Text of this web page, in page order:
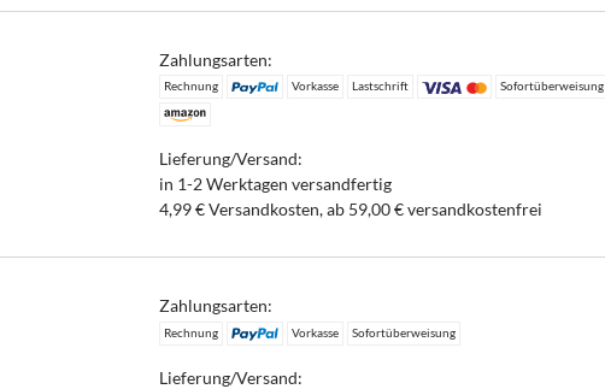
Zahlungsarten:
Rechnung Vorkasse Lastschrift Sofortüberweisung
Lieferung/Versand:
in 1-2 Werktagen versandfertig
4,99 € Versandkosten, ab 59,00 € versandkostenfrei
Zahlungsarten:
Rechnung Vorkasse Sofortüberweisung
Lieferung/Versand: